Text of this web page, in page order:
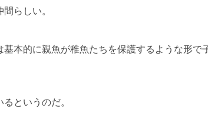
らしい。
本的に親魚が稚魚たちを保護するような形で
というのだ。